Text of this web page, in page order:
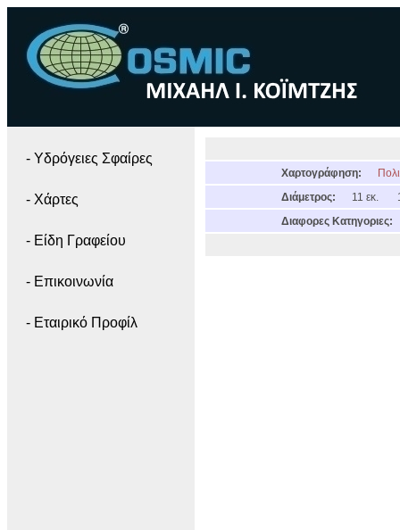
- Yδρόγειες Σφαίρες
- Χάρτες
- Είδη Γραφείου
- Επικοινωνία
- Εταιρικό Προφίλ
Χαρτογράφηση:
Διάμετρος:
11 εκ.
Διαφορες Κατηγοριες: